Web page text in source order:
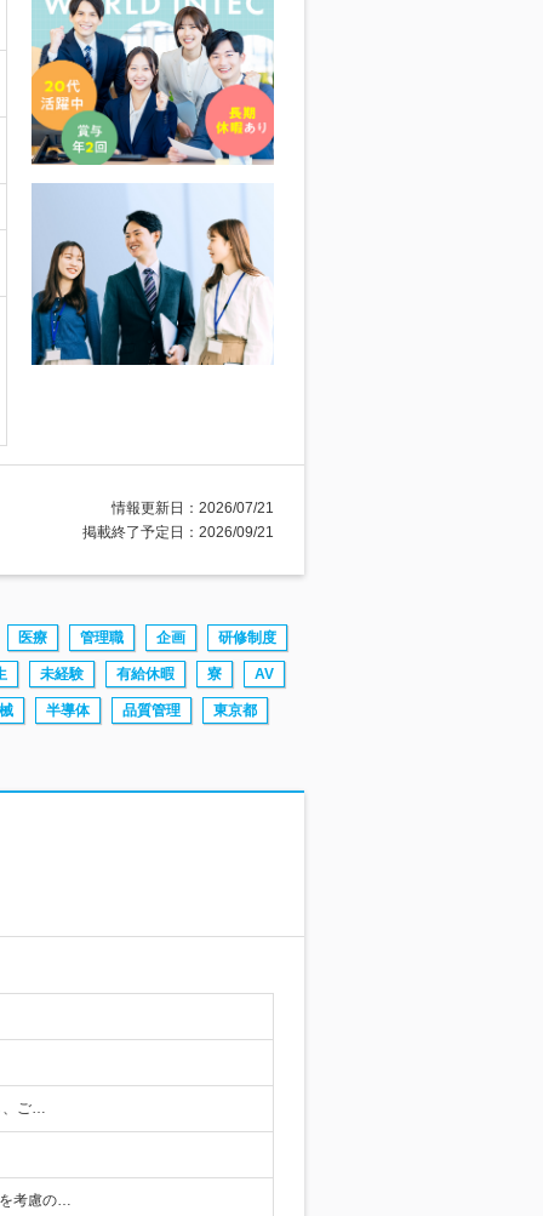
情報更新日：2026/07/21
掲載終了予定日：2026/09/21
医療 管理職 企画 研修制度
未経験 有給休暇 寮 AV
半導体 品質管理 東京都
、ご…
考慮の…